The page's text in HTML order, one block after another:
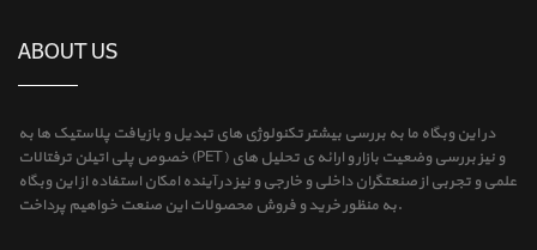
ABOUT US
در این وبگاه ما به بررسی بیشتر تکنولوژی های تبدیل و بازیافت پلاستیک ها به
خصوص پلی اتیلن ترفتالات (PET) و نیز بررسی وضعیت بازار و ارائه ی تحلیل های
علمی و تجربی از صنعتگران داخلی و خارجی و نیز در آینده امکان استفاده از این وبگاه
به منظور خرید و فروش محصولات این صنعت خواهیم پرداخت.